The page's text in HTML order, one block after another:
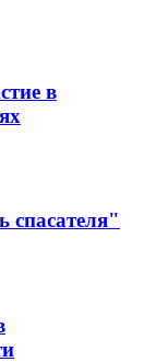
в
спасателя"